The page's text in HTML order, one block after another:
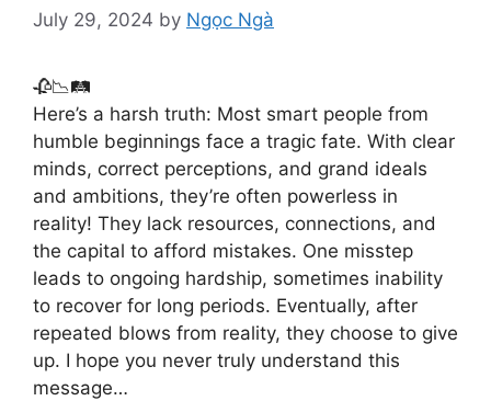
July 29, 2024 by Ngọc Ngà
🥀📉🛤️
Here’s a harsh truth: Most smart people from
humble beginnings face a tragic fate. With clear
minds, correct perceptions, and grand ideals
and ambitions, they’re often powerless in
reality! They lack resources, connections, and
the capital to afford mistakes. One misstep
leads to ongoing hardship, sometimes inability
to recover for long periods. Eventually, after
repeated blows from reality, they choose to give
up. I hope you never truly understand this
message…